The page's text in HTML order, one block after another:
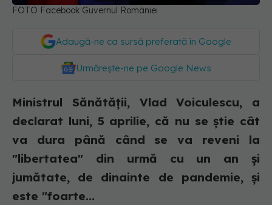
FOTO Facebook Guvernul României
Adaugă-ne ca sursă preferată în Google
Urmărește-ne pe Google News
Ministrul Sănătăţii, Vlad Voiculescu, a
declarat luni, 5 aprilie, că nu se ştie cât
va dura până când se va reveni la
"libertatea" din urmă cu un an şi
jumătate, de dinainte de pandemie, şi
este "foarte...